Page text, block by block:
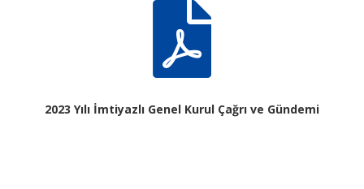

2023 Yılı İmtiyazlı Genel Kurul Çağrı ve Gündemi